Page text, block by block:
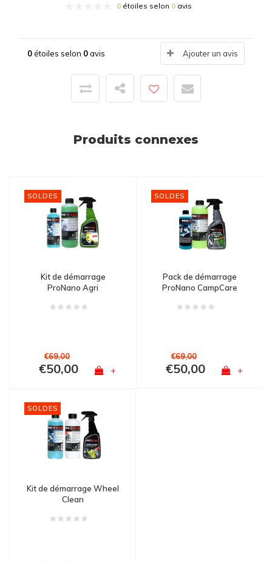
0 étoiles selon 0 avis
0étoiles selon 0avis Ajouter un avis
Produits connexes
SOLDES
Kit de démarrage
ProNano Agri
€69,00
€50,00 +
SOLDES
Pack de démarrage
ProNano CampCare
€69,00
€50,00 +
SOLDES
Kit de démarrage Wheel
Clean